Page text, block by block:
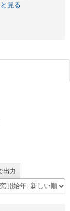
見る